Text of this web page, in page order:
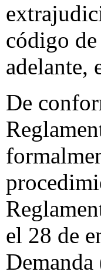
código
adelante,
De
el 28 de